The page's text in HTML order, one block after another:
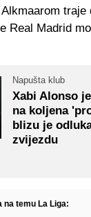
traje
Real Madrid
Napušta klub
Xabi Alonso
na koljena
blizu je
zvijezdu
temu La Liga: